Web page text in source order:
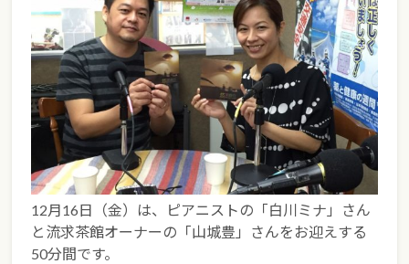
12月16日（金）は、ピアニストの「白川ミナ」さん
と流求茶館オーナーの「山城豊」さんをお迎えする
50分間です。